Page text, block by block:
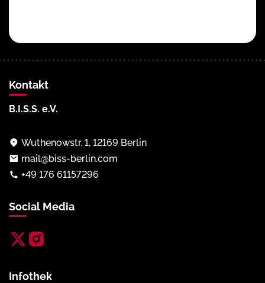
Kontakt
B.I.S.S. e.V.
Wuthenowstr. 1, 12169 Berlin
mail@biss-berlin.com
+49 176 61157296
Social Media
 
Infothek